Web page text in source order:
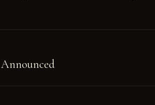
Announced